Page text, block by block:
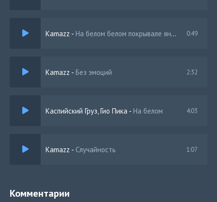
Kamazz - На белом белом покрывале января 0:49
Kamazz - Без эмоций 2:32
Каспийский Груз, Гио Пика - На белом 4:03
Kamazz - Случайность 1:07
Комментарии